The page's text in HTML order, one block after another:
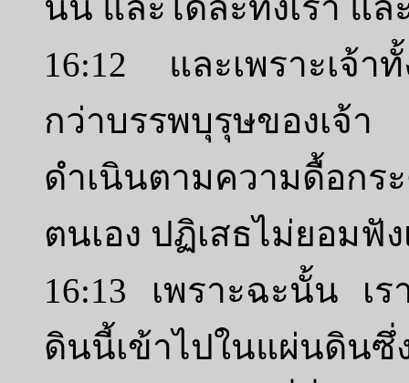
16:12 และเพราะเจ้า
กว่าบรรพบุรุษของเจ้
ดำเนินตามความดื้อกร
ตนเอง ปฏิเสธไม่ยอมฟัง
16:13 เพราะฉะนั้น เร
ดินนี้เข้าไปในแผ่นดินซึ่